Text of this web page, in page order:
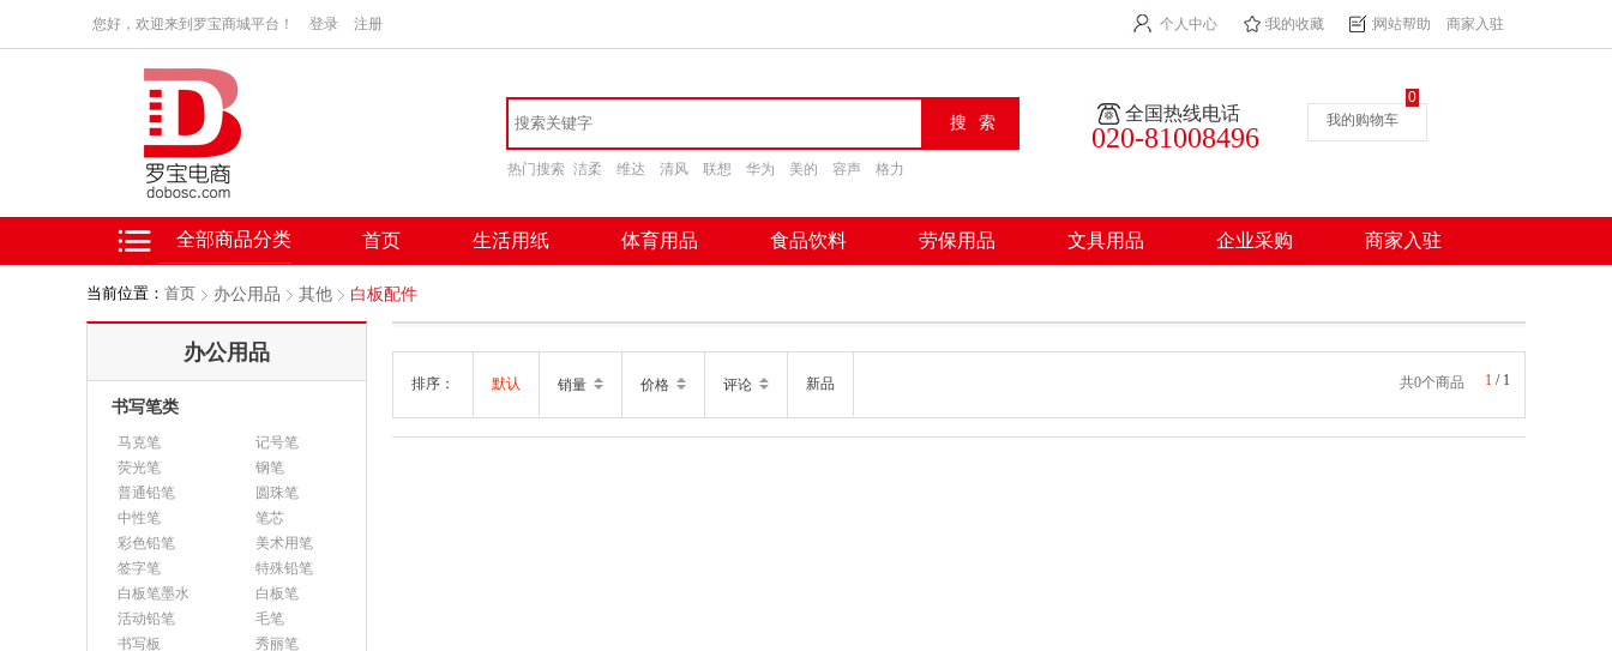
您好，欢迎来到罗宝商城平台！ 登录 注册 个人中心 我的收藏 网站帮助 商家入驻
热门搜索 洁柔 维达 清风 联想 华为 美的 容声 格力
全国热线电话
020-81008496
我的购物车
0
全部商品分类 首页 生活用纸 体育用品 食品饮料 劳保用品 文具用品 企业采购 商家入驻
当前位置： 首页 办公用品 其他 白板配件
办公用品
书写笔类
马克笔
记号笔
荧光笔
钢笔
普通铅笔
圆珠笔
中性笔
笔芯
彩色铅笔
美术用笔
签字笔
特殊铅笔
白板笔墨水
白板笔
活动铅笔
毛笔
书写板
秀丽笔
排序： 默认 销量 价格 评论 新品 共0个商品 1 / 1